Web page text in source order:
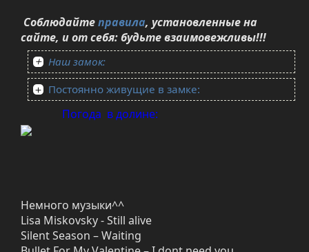
Соблюдайтеправила, установленные на
сайте, и от себя: будьте взаимовежливы!!!
Наш замок:
Постоянно живущие в замке:
Погода в долине:
Немного музыки^^
Lisa Miskovsky - Still alive
Silent Season – Waiting